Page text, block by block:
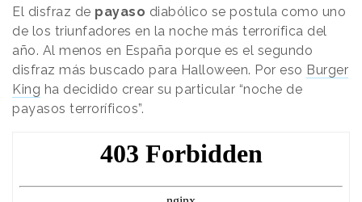
El disfraz de payaso diabólico se postula como uno
de los triunfadores en la noche más terrorífica del
año. Al menos en España porque es el segundo
disfraz más buscado para Halloween. Por eso Burger
King ha decidido crear su particular “noche de
payasos terroríficos”.